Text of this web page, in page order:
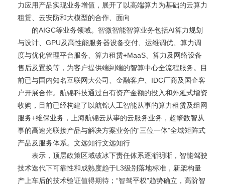
力应用产品实现业务增值，展开了以高端算力为基础的云算力
租赁、云安防和大模型的合作、面向
的AIGC等业务领域。智微智能智算业务包括AI算力规划
与设计、GPU及高性能服务器设备交付、运维调优、算力调
度与优化管理平台服务、算力租赁+MaaS、算力及网络设备
售后及置换等，为客户提供端到端的智算中心全流程服务。目
前已与国内知名互联网大公司、金融客户、IDC厂商及国企客
户开展合作。航锦科技通过自有资产金额的投入和外延式增资
收购，目前已经构建了以航锦人工智能从事的算力租赁及组网
服务+维保业务，上海航锦云从事的云服务业务，超擎数智从
事的高速光联接产品与解决方案业务的“三位一体”全域矩阵式
产品及服务体系。文远知行文远知行
表示，顶层政策区域破冰下责任体系逐渐明晰，智能驾驶
技术迭代下可靠性和成熟度趋于L3级别落地标准，新架构量
产上车后的技术验证值得期待；“智驾平权”趋势确立，高阶智